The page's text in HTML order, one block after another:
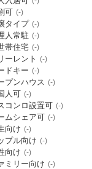
可 (-)
タイプ (-)
人常駐 (-)
帯住宅 (-)
ーレント (-)
ドキー (-)
プンハウス (-)
人可 (-)
コンロ設置可 (-)
ムシェア可 (-)
向け (-)
プル向け (-)
向け (-)
ミリー向け (-)